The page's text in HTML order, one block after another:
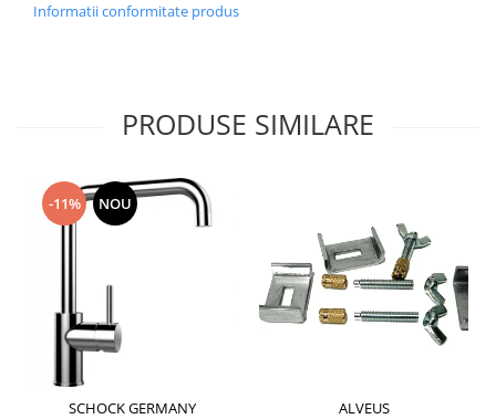
Informatii conformitate produs
PRODUSE SIMILARE
-11% NOU
SCHOCK GERMANY ALVEUS